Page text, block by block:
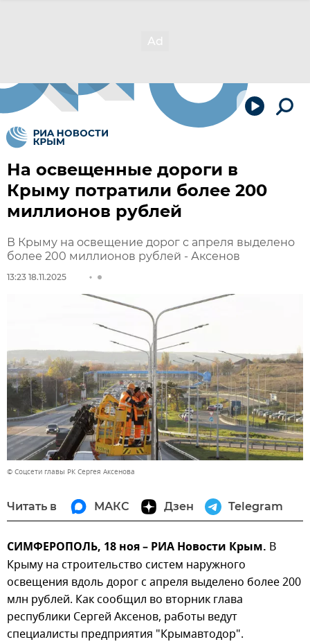
На освещенные дороги в
Крыму потратили более 200
миллионов рублей
В Крыму на освещение дорог с апреля выделено
более 200 миллионов рублей - Аксенов
13:23 18.11.2025
© Соцсети главы РК Сергея Аксенова
Читать в МАКС Дзен Telegram
СИМФЕРОПОЛЬ, 18 ноя – РИА Новости Крым. В
Крыму на строительство систем наружного
освещения вдоль дорог с апреля выделено более 200
млн рублей. Как сообщил во вторник глава
республики Сергей Аксенов, работы ведут
специалисты предприятия "Крымавтодор".